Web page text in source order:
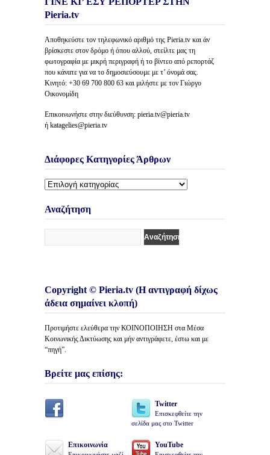
Pieria.tv
Αποθηκεύστε τον τηλεφωνικό αριθμό της Pieria.tv και άν
βρίσκεστε στον δρόμο ή όπου αλλού, στείλτε μας τη
φωτογραφία με μικρή περιγραφή ή το βίντεο από ρεπορτάζ
που κάνατε για να το δημοσιεύσουμε με τ’ όνομά σας.
Κινητό: +30 69 700 800 63 και μιλήστε με τον Γιώργο
Οικονομίδη
Επικοινωνήστε στην διεύθυνση: pieria.tv@pieria.tv
ή katagelies@pieria.tv
Διάφορες Κατηγορίες Άρθρων
Διάφορες
Άρθρων
Αναζήτηση
Copyright © Pieria.tv (Η αντιγραφή δίχως
άδεια σημαίνει κλοπή)
Προτιμήστε ελεύθερα την ΚΟΙΝΟΠΟΙΗΣΗ στα Μέσα
Κοινωνικής Δικτύωσης και μήν αντιγράφετε, έστω και με
“πηγή”.
Βρείτε μας επίσης:
Twitter
Επισκεφθείτε την
σελίδα μας στο Twitter
Επικοινωνία YouTube